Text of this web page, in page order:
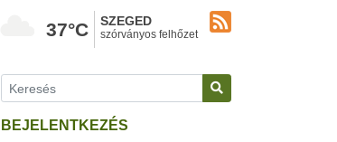
37°C SZEGED
szórványos felhőzet
BEJELENTKEZÉS